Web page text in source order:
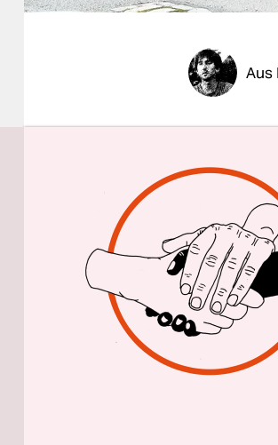
genossenschaft
Aus
Eine so
wohl
bleiben
aller
Rechtsund
und Volt